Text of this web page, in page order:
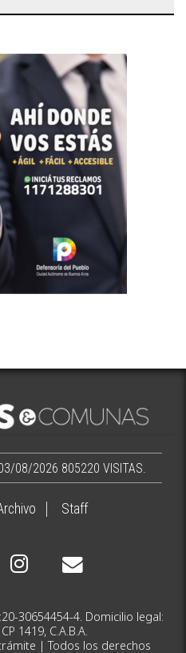
DÍA 03/08/2026 805220 VISITAS.
Staff
30654454-4. Domicilio legal:
1419, C.A.B.A.
| Todos los derechos